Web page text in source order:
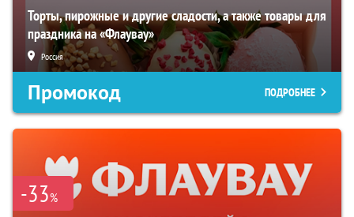
Торты, пирожные и другие сладости, а также товары для
праздника на «Флаувау»
Россия
Промокод ПОДРОБНЕЕ
-33%